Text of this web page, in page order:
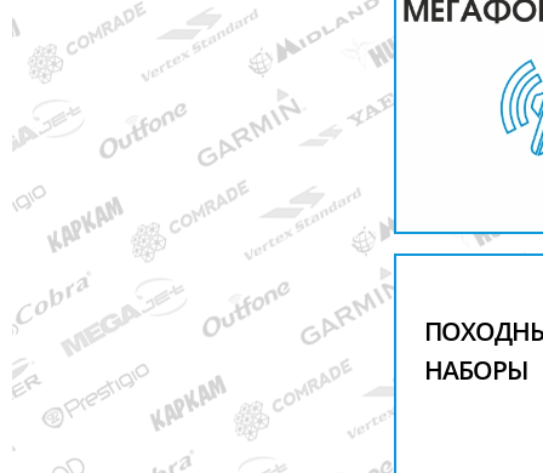
НАБОРЫ